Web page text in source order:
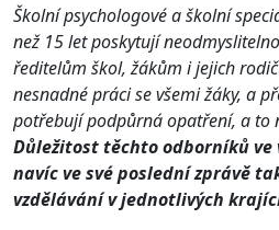
Školní psychologové a školní
než 15 let poskytují
ředitelům škol, žákům i jejich
nesnadné práci se všemi žáky, a
potřebují podpůrná opatření, a to
Důležitost těchto odborníků
navíc ve své poslední zprávě
vzdělávání v jednotlivých